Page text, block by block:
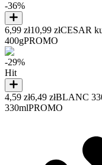
-36%
6,99 zł10,99 złCESAR
400gPROMO
-29%
Hit
4,59 zł6,49 złBLANC
330mlPROMO